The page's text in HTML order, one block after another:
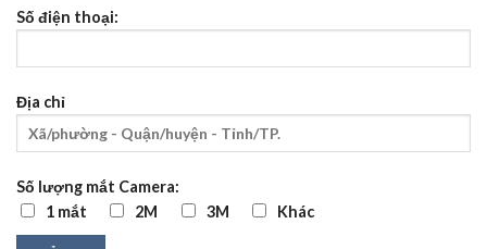
Số điện thoại:
Địa chỉ
Số lượng mắt Camera:
1 mắt
2M 3M Khác